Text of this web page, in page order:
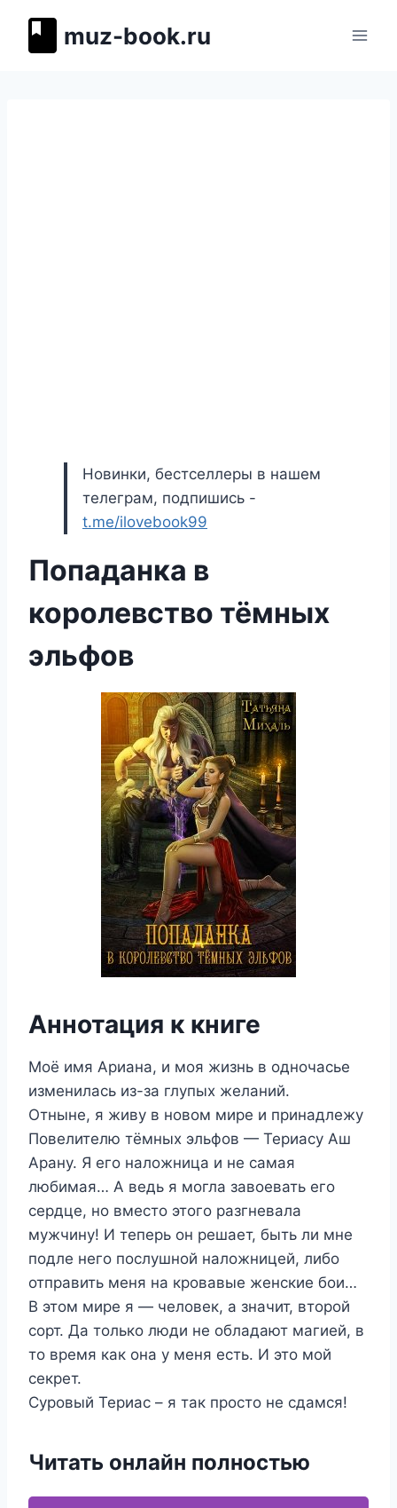
muz-book.ru
Новинки, бестселлеры в нашем
телеграм, подпишись -
t.me/ilovebook99
Попаданка в
королевство тёмных
эльфов
Аннотация к книге
Моё имя Ариана, и моя жизнь в одночасье
изменилась из-за глупых желаний.
Отныне, я живу в новом мире и принадлежу
Повелителю тёмных эльфов — Териасу Аш
Арану. Я его наложница и не самая
любимая… А ведь я могла завоевать его
сердце, но вместо этого разгневала
мужчину! И теперь он решает, быть ли мне
подле него послушной наложницей, либо
отправить меня на кровавые женские бои…
В этом мире я — человек, а значит, второй
сорт. Да только люди не обладают магией, в
то время как она у меня есть. И это мой
секрет.
Суровый Териас – я так просто не сдамся!
Читать онлайн полностью